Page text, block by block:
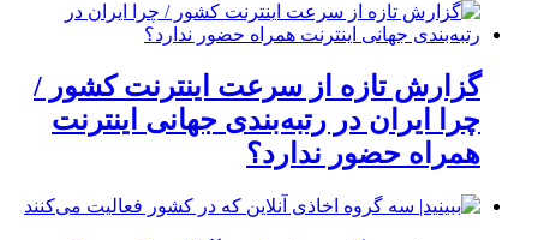
گزارش تازه از سرعت اینترنت کشور /
چرا ایران در رتبه‌بندی جهانی اینترنت
همراه حضور ندارد؟